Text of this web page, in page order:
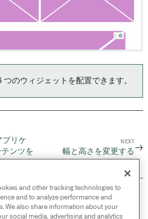
つのウィジェットを配置できます。
プリケ
ンツを
NEXT
幅と高さを変更する →
Inc. All rights
and other tracking technologies to
and to analyze performance and
We also share information about your
social media, advertising and analytics